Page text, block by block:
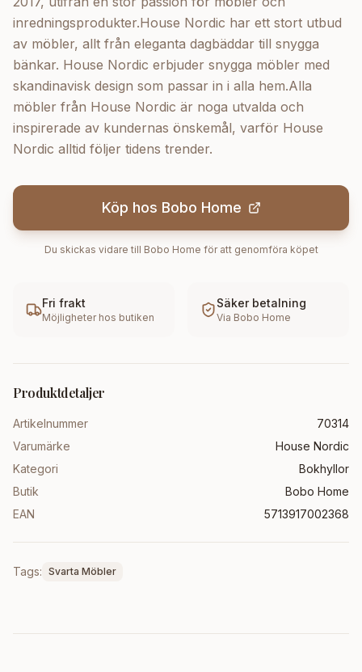
inredningsprodukter.House Nordic har ett stort utbud
av möbler, allt från eleganta dagbäddar till snygga
bänkar. House Nordic erbjuder snygga möbler med
skandinavisk design som passar in i alla hem.Alla
möbler från House Nordic är noga utvalda och
inspirerade av kundernas önskemål, varför House
Nordic alltid följer tidens trender.
Köp hos Bobo Home
Du skickas vidare till Bobo Home för att genomföra köpet
Fri frakt
Möjligheter hos butiken
Säker betalning
Via Bobo Home
Produktdetaljer
Artikelnummer
70314
Varumärke
House Nordic
Kategori
Bokhyllor
Butik
Bobo Home
EAN
5713917002368
Tags: Svarta Möbler